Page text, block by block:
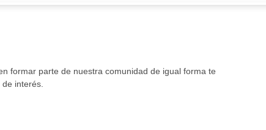
formar parte de nuestra comunidad de igual forma te
interés.